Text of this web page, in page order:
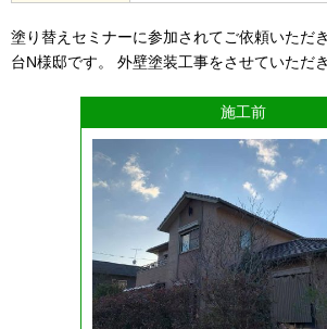
塗り替えセミナーに参加されてご依頼いただ
台N様邸です。 外壁塗装工事をさせていただ
施工前